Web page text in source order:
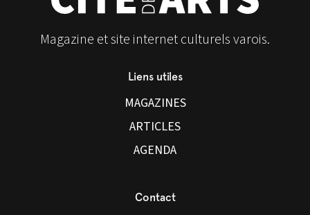
Magazine et site internet culturels varois.
Liens utiles
MAGAZINES
ARTICLES
AGENDA
Contact